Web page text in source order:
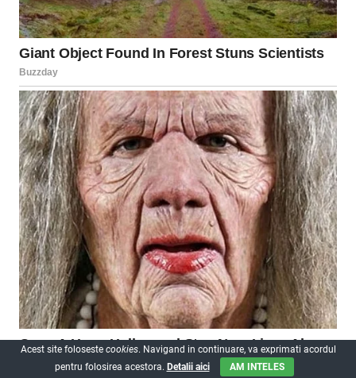
Acest site foloseste cookies. Navigand in continuare, va exprimati acordul
pentru folosirea acestora. Detalii aici AM INTELES